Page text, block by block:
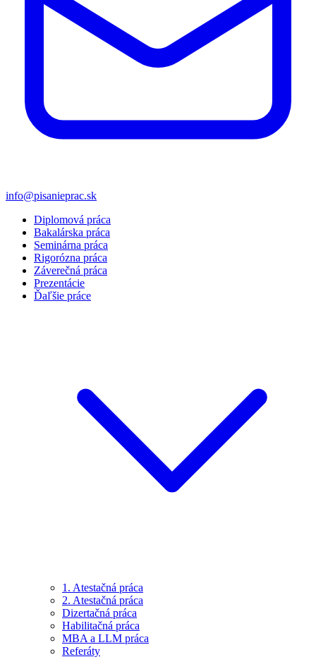
info@pisanieprac.sk
Diplomová práca
Bakalárska práca
Seminárna práca
Rigorózna práca
Záverečná práca
Prezentácie
Ďaľšie práce
1. Atestačná práca
2. Atestačná práca
Dizertačná práca
Habilitačná práca
MBA a LLM práca
Referáty